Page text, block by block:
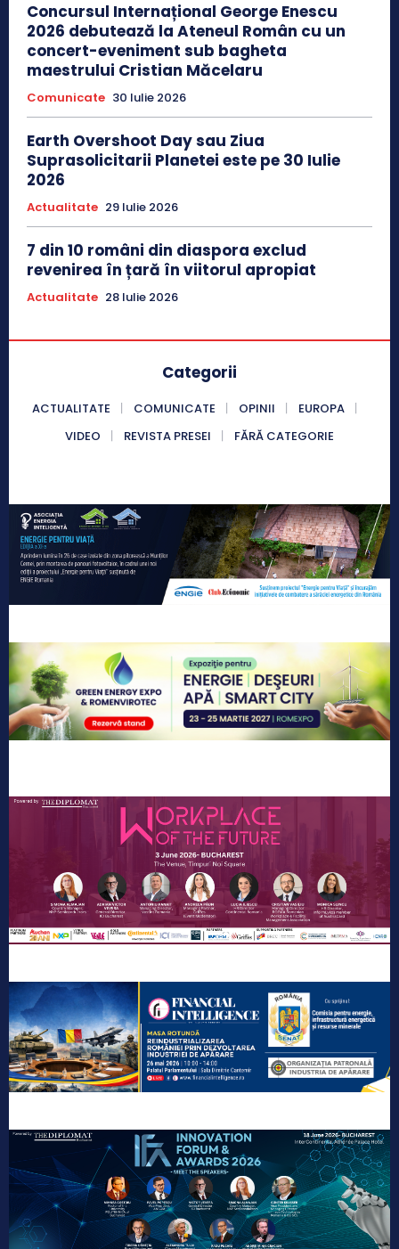
Concursul Internațional George Enescu
2026 debutează la Ateneul Român cu un
concert-eveniment sub bagheta
maestrului Cristian Măcelaru
Comunicate 30 Iulie 2026
Earth Overshoot Day sau Ziua
Suprasolicitarii Planetei este pe 30 Iulie
2026
Actualitate 29 Iulie 2026
7 din 10 români din diaspora exclud
revenirea în țară în viitorul apropiat
Actualitate 28 Iulie 2026
Categorii
ACTUALITATE COMUNICATE OPINII
EUROPA
VIDEO
REVISTA PRESEI FĂRĂ CATEGORIE